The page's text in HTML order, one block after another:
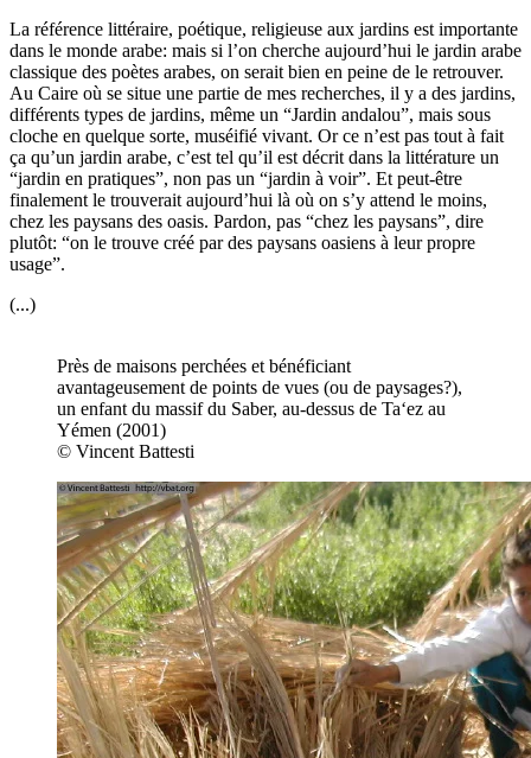
La référence littéraire, poétique, religieuse aux jardins est importante
dans le monde arabe: mais si l’on cherche aujourd’hui le jardin arabe
classique des poètes arabes, on serait bien en peine de le retrouver.
Au Caire où se situe une partie de mes recherches, il y a des jardins,
différents types de jardins, même un “Jardin andalou”, mais sous
cloche en quelque sorte, muséifié vivant. Or ce n’est pas tout à fait
ça qu’un jardin arabe, c’est tel qu’il est décrit dans la littérature un
“jardin en pratiques”, non pas un “jardin à voir”. Et peut-être
finalement le trouverait aujourd’hui là où on s’y attend le moins,
chez les paysans des oasis. Pardon, pas “chez les paysans”, dire
plutôt: “on le trouve créé par des paysans oasiens à leur propre
usage”.
(...)
Près de maisons perchées et bénéficiant
avantageusement de points de vues (ou de paysages?),
un enfant du massif du Saber, au-dessus de Ta‘ez au
Yémen (2001)
© Vincent Battesti